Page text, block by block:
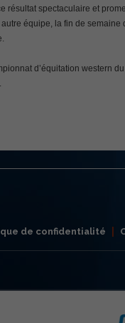
résultat spectaculaire et
équipe, la fin de
d’équitation western
de confidentialité